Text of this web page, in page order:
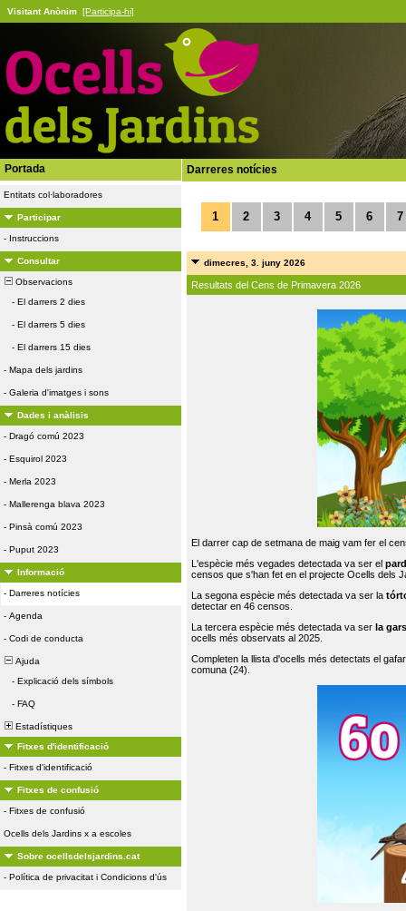
Visitant Anònim [Participa-hi]
Portada
Entitats col·laboradores
Participar
- Instruccions
Consultar
Observacions
- El darrers 2 dies
- El darrers 5 dies
- El darrers 15 dies
- Mapa dels jardins
- Galeria d'imatges i sons
Dades i anàlisis
- Dragó comú 2023
- Esquirol 2023
- Merla 2023
- Mallerenga blava 2023
- Pinsà comú 2023
- Puput 2023
Informació
- Darreres notícies
- Agenda
- Codi de conducta
Ajuda
- Explicació dels símbols
- FAQ
Estadístiques
Fitxes d'identificació
- Fitxes d'identificació
Fitxes de confusió
- Fitxes de confusió
Ocells dels Jardins x a escoles
Sobre ocellsdelsjardins.cat
- Política de privacitat i Condicions d'ús
Darreres notícies
1 2 3 4 5 6 7
dimecres, 3. juny 2026
Resultats del Cens de Primavera 2026
El darrer cap de setmana de maig vam fer el
L'espècie més vegades detectada va ser el
censos que s'han fet en el projecte Ocells dels
La segona espècie més detectada va ser la
detectar en 46 censos.
La tercera espècie més detectada va ser la
ocells més observats al 2025.
Completen la llista d'ocells més detectats el
comuna (24).